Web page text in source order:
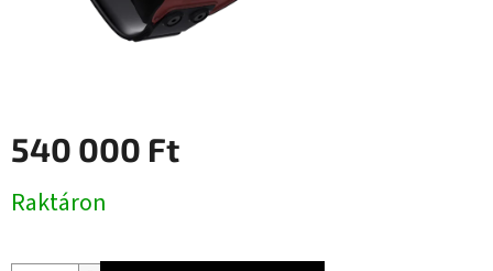
540 000 Ft
Raktáron